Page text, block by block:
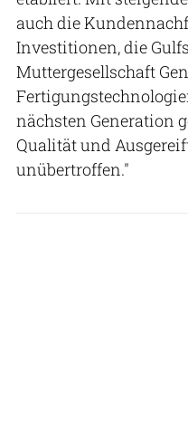
auch die
Investitionen, die
Muttergesellschaft
nächsten Generation
Qualität und
unübertroffen."